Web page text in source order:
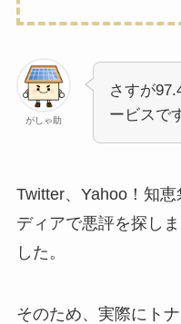
がしゃ助
さすが
ービスで
Twitter、Yahoo！知
ディアで悪評を探し
した。
そのため、実際にト